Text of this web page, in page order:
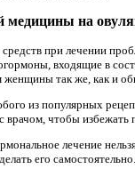
медицины на
при лечении
входящие в
женщины так же, как и
из популярных
врачом, чтобы
лечение
его самостоятельно.